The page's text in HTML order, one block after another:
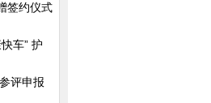
签约仪式
车” 护
评申报